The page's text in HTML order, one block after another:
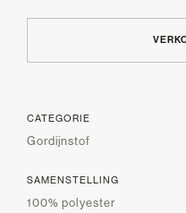
CATEGORIE
Gordijnstof
SAMENSTELLING
100% polyester